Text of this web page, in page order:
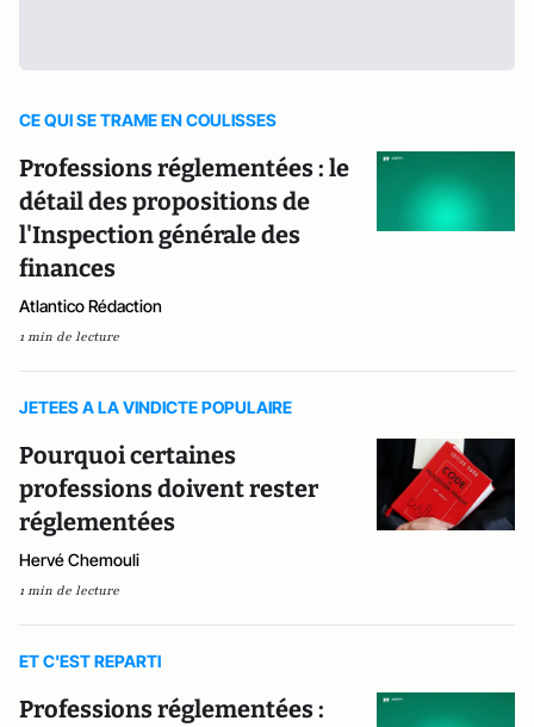
CE QUI SE TRAME EN COULISSES
Professions réglementées : le
détail des propositions de
l'Inspection générale des
finances
Atlantico Rédaction
1 min de lecture
JETEES A LA VINDICTE POPULAIRE
Pourquoi certaines
professions doivent rester
réglementées
Hervé Chemouli
1 min de lecture
ET C'EST REPARTI
Professions réglementées :